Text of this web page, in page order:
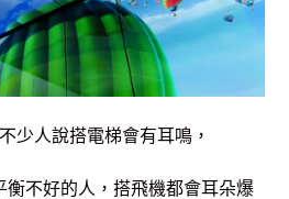
少人說搭電梯會有耳鳴，
衡不好的人，搭飛機都會耳朵爆